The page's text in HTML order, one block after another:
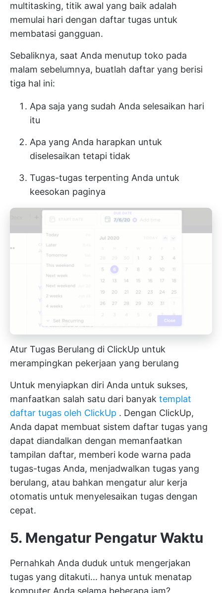
multitasking, titik awal yang baik adalah
memulai hari dengan daftar tugas untuk
membatasi gangguan.
Sebaliknya, saat Anda menutup toko pada
malam sebelumnya, buatlah daftar yang berisi
tiga hal ini:
Apa saja yang sudah Anda selesaikan hari
itu
Apa yang Anda harapkan untuk
diselesaikan tetapi tidak
Tugas-tugas terpenting Anda untuk
keesokan paginya
Atur Tugas Berulang di ClickUp untuk
merampingkan pekerjaan yang berulang
Untuk menyiapkan diri Anda untuk sukses,
manfaatkan salah satu dari banyak templat
daftar tugas oleh ClickUp . Dengan ClickUp,
Anda dapat membuat sistem daftar tugas yang
dapat diandalkan dengan memanfaatkan
tampilan daftar, memberi kode warna pada
tugas-tugas Anda, menjadwalkan tugas yang
berulang, atau bahkan mengatur alur kerja
otomatis untuk menyelesaikan tugas dengan
cepat.
5. Mengatur Pengatur Waktu
Pernahkah Anda duduk untuk mengerjakan
tugas yang ditakuti... hanya untuk menatap
komputer Anda selama beberapa jam?